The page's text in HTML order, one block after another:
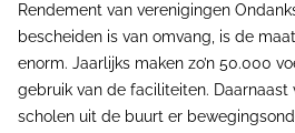
Rendement van verenigingen
bescheiden is van omvang, is de
enorm. Jaarlijks maken zo’n 50.000
gebruik van de faciliteiten.
scholen uit de buurt er